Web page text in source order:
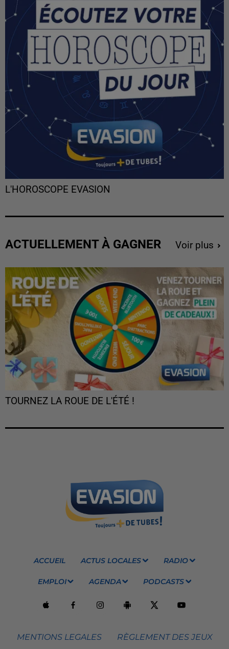
L'HOROSCOPE EVASION
ACTUELLEMENT À GAGNER Voir plus
TOURNEZ LA ROUE DE L'ÉTÉ !
ACCUEIL ACTUS LOCALES RADIO
EMPLOI AGENDA PODCASTS
MENTIONS LEGALES RÈGLEMENT DES JEUX